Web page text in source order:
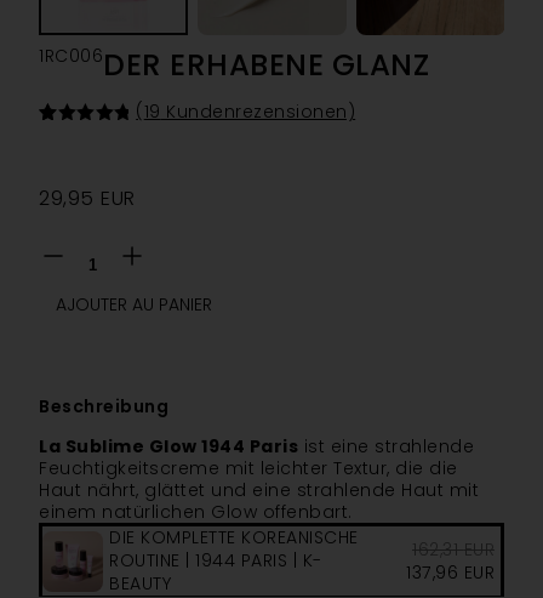
DER ERHABENE GLANZ
1RC006
basierend
auf
( 19 Kundenrezensionen)
29,95 EUR
Beschreibung
La Sublime Glow 1944 Paris ist eine strahlende
Feuchtigkeitscreme mit leichter Textur, die die
Haut nährt, glättet und eine strahlende Haut mit
einem natürlichen Glow offenbart.
AJOUTER AU PANIER
DIE KOMPLETTE KOREANISCHE
ROUTINE | 1944 PARIS | K-
BEAUTY
162,31EUR
137,96 EUR